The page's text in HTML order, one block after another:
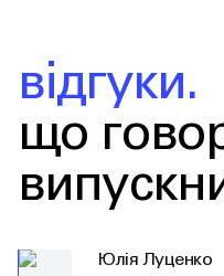
відгуки.
що
Юлія Луценко